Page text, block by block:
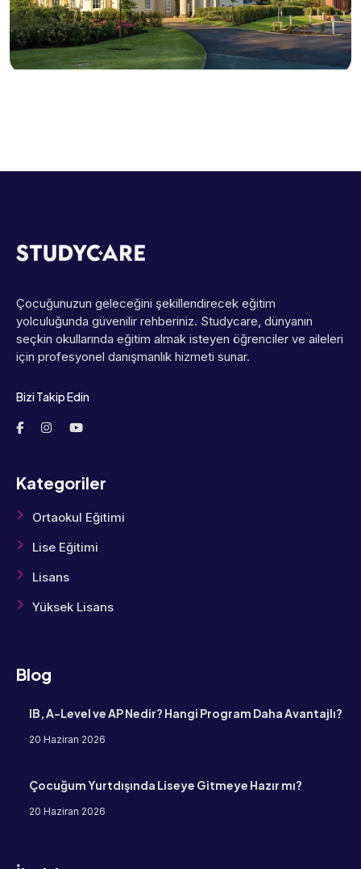
Çocuğunuzun geleceğini şekillendirecek eğitim
yolculuğunda güvenilir rehberiniz. Studycare, dünyanın
seçkin okullarında eğitim almak isteyen öğrenciler ve aileleri
için profesyonel danışmanlık hizmeti sunar.
Bizi Takip Edin
Kategoriler
Ortaokul Eğitimi
Lise Eğitimi
Lisans
Yüksek Lisans
Blog
IB, A-Level ve AP Nedir? Hangi Program Daha Avantajlı?
20 Haziran 2026
Çocuğum Yurtdışında Liseye Gitmeye Hazır mı?
20 Haziran 2026